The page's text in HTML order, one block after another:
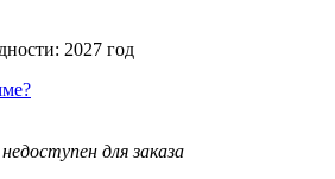
2027 год
для заказа